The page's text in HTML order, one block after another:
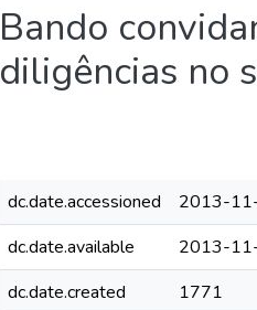
Bando
diligências no
dc.date.accessioned
2013-
dc.date.available
2013-
dc.date.created
1771